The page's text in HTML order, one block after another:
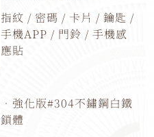
指紋 / 密碼 / 卡片 / 鑰匙 /
手機APP / 門鈴 / 手機感
應貼
．強化版#304不鏽鋼白鐵
鎖體